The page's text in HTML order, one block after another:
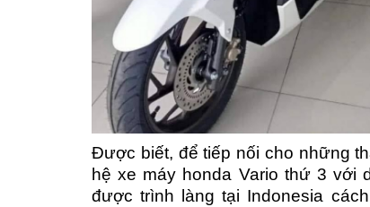
Được biết, để tiếp nối cho những
hệ xe máy honda Vario thứ 3 với
được trình làng tại Indonesia